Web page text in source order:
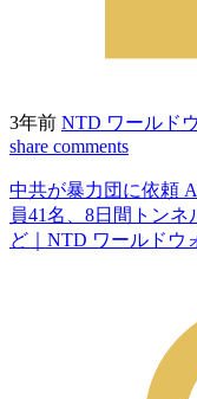
3年前 NTD ワールド
share comments
中共が暴力団に依頼
員41名、8日間トン
ど｜NTD ワールドウ